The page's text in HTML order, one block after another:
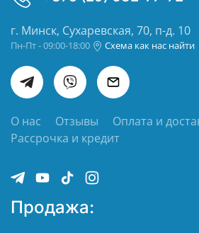
г. Минск, Сухаревская, 70, п-д. 10
Пн-Пт - 09:00-18:00 Схема как нас найти
О нас Отзывы
Оплата и
Рассрочка и кредит
Продажа: